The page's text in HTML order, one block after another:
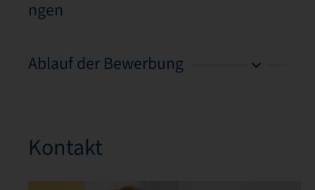
ngen
Ablauf der Bewerbung
Kontakt